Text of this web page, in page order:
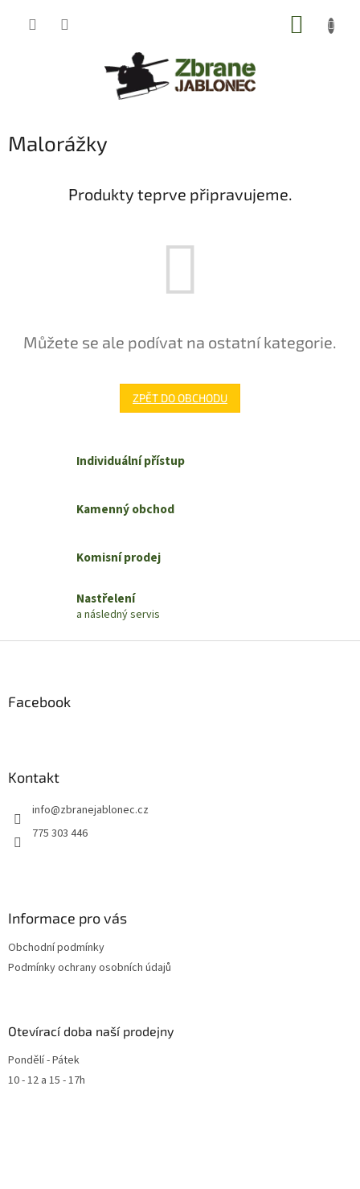
Malorážky
Produkty teprve připravujeme.
Můžete se ale podívat na ostatní kategorie.
ZPĚT DO OBCHODU
Individuální přístup
Kamenný obchod
Komisní prodej
Nastřelení
a následný servis
Facebook
Kontakt
info@zbranejablonec.cz
775 303 446
Informace pro vás
Obchodní podmínky
Podmínky ochrany osobních údajů
Otevírací doba naší prodejny
Pondělí - Pátek
10 - 12 a 15 - 17h